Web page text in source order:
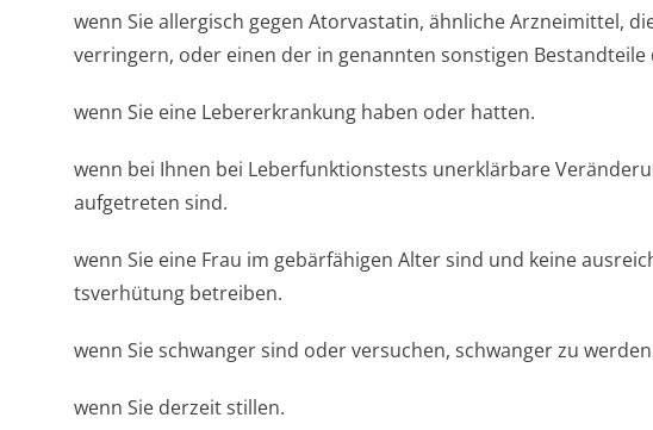
wenn Sie allergisch gegen Atorvastatin, ähnliche Arzneimittel,
verringern, oder einen der in genannten sonstigen Bestandteile
wenn Sie eine Lebererkrankung haben oder hatten.
wenn bei Ihnen bei Leberfunktionstests unerklärbare
aufgetreten sind.
wenn Sie eine Frau im gebärfähigen Alter sind und keine
tsverhütung betreiben.
wenn Sie schwanger sind oder versuchen, schwanger zu
wenn Sie derzeit stillen.